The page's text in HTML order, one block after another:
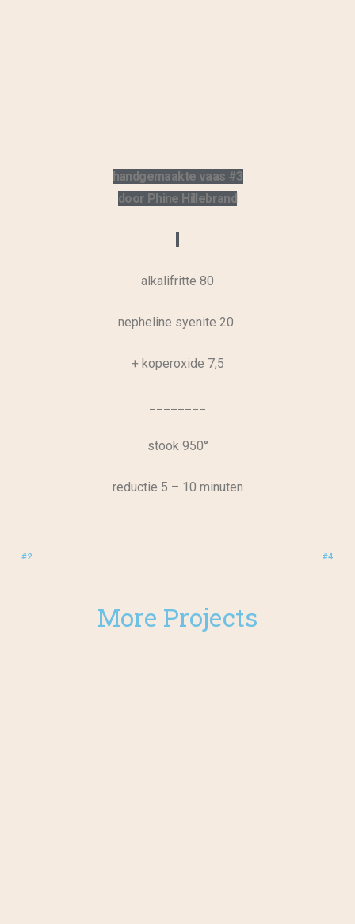
handgemaakte vaas #3
door Phine Hillebrand
alkalifritte 80
nepheline syenite 20
+ koperoxide 7,5
stook 950°
reductie 5 – 10 minuten
#2 #4
More Projects